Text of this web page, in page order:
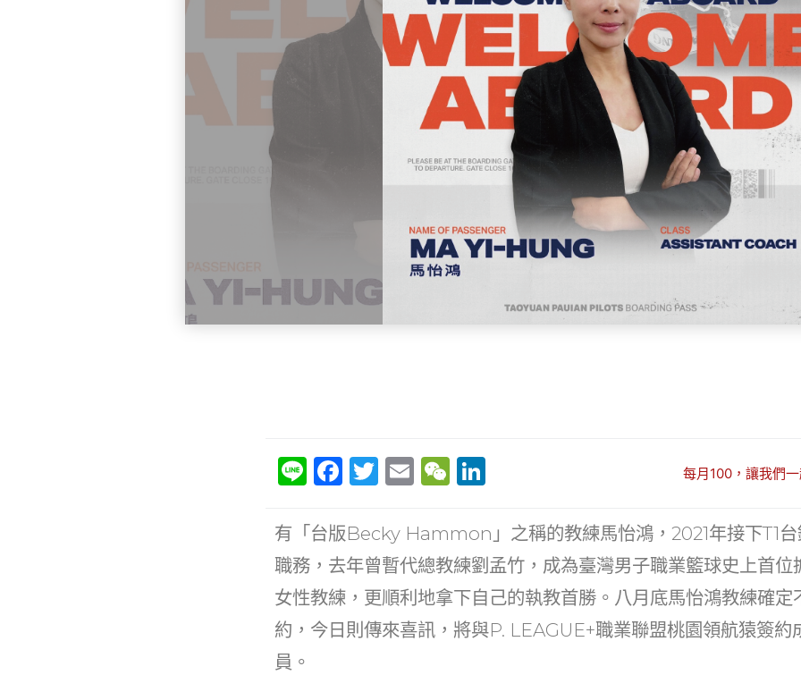
Li
e
F
c
e
b
o
o
T
itt
er
E
ai
l
W
C
h
at
k
e
dI
n
每月100，讓我們
有「台版Becky Hammon」之稱的教練馬怡鴻，2021年接下T1
職務，去年曾暫代總教練劉孟竹，成為臺灣男子職業籃球史上首位
女性教練，更順利地拿下自己的執教首勝。八月底馬怡鴻教練確定
約，今日則傳來喜訊，將與P. LEAGUE+職業聯盟桃園領航猿簽約
員。